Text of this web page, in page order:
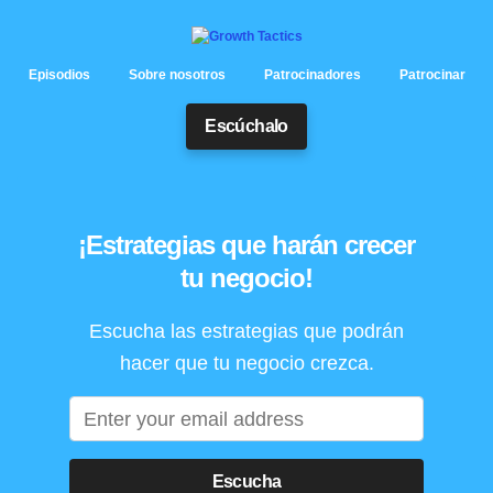
Episodios Sobre nosotros Patrocinadores Patrocinar
Escúchalo
¡Estrategias que harán crecer
tu negocio!
Escucha las estrategias que podrán
hacer que tu negocio crezca.
Escucha